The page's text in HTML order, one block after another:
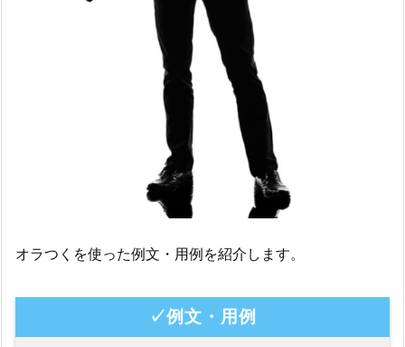
オラつくを使った例文・用例を紹介します。
✓例文・用例